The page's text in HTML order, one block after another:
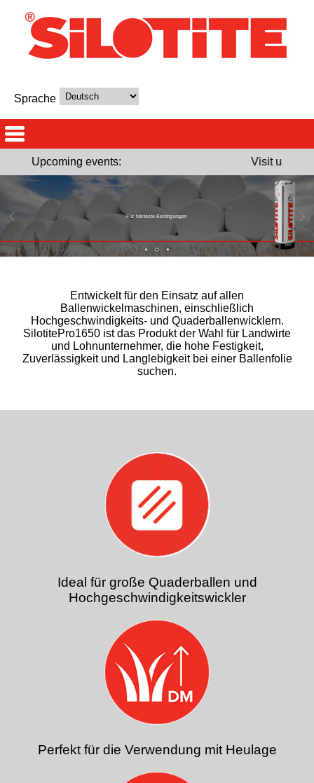
Sprache
Upcoming events: Visit us at
Für härteste Bedingungen
Entwickelt für den Einsatz auf allen
Ballenwickelmaschinen, einschließlich
Hochgeschwindigkeits- und Quaderballenwicklern.
SilotitePro1650 ist das Produkt der Wahl für Landwirte
und Lohnunternehmer, die hohe Festigkeit,
Zuverlässigkeit und Langlebigkeit bei einer Ballenfolie
suchen.
Ideal für große Quaderballen und
Hochgeschwindigkeitswickler
Perfekt für die Verwendung mit Heulage